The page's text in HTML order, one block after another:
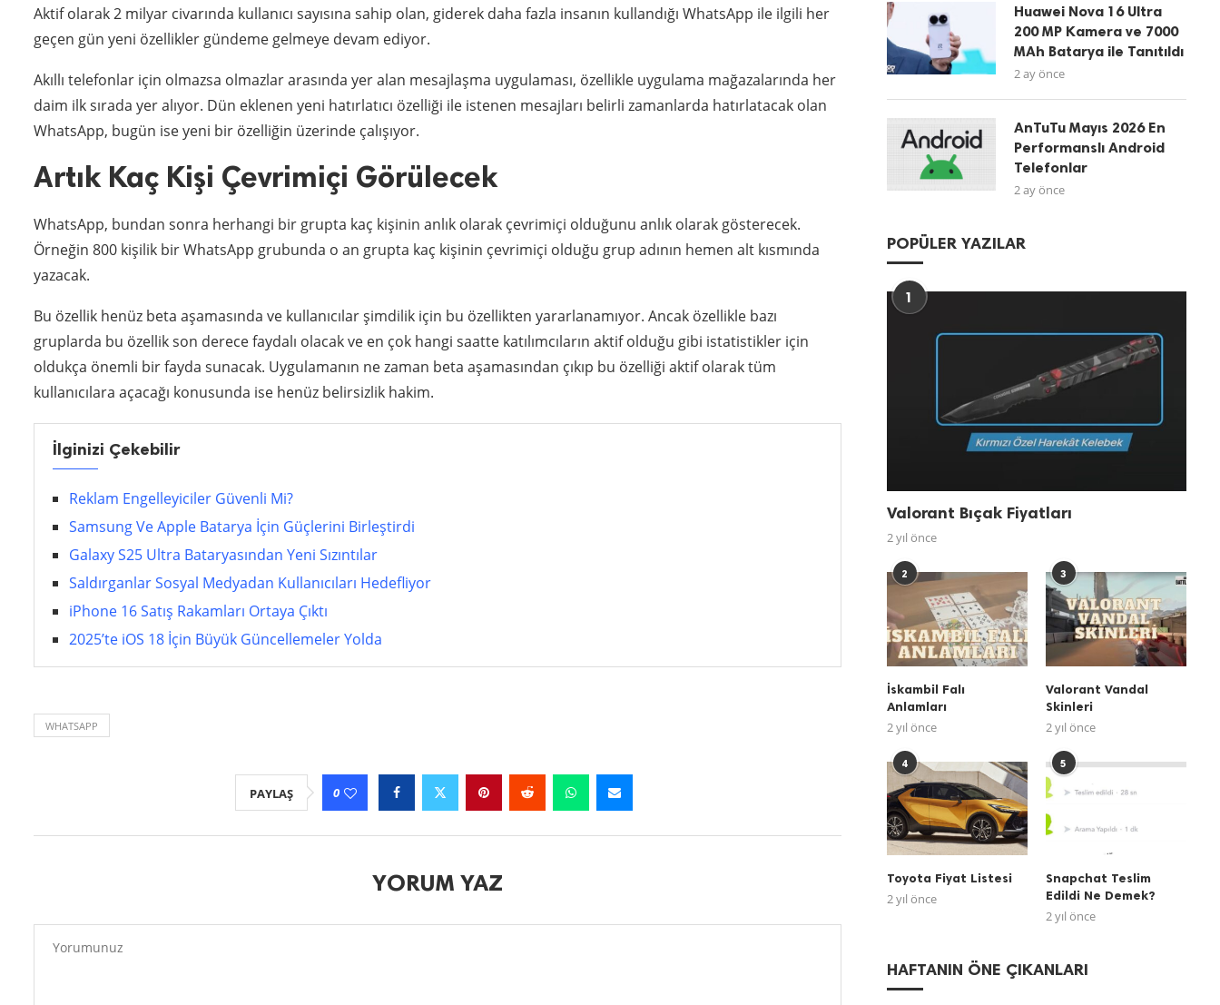
Aktif olarak 2 milyar civarında kullanıcı sayısına sahip olan, giderek daha fazla insanın kullandığı WhatsApp ile ilgili her
geçen gün yeni özellikler gündeme gelmeye devam ediyor.
Akıllı telefonlar için olmazsa olmazlar arasında yer alan mesajlaşma uygulaması, özellikle uygulama mağazalarında her
daim ilk sırada yer alıyor. Dün eklenen yeni hatırlatıcı özelliği ile istenen mesajları belirli zamanlarda hatırlatacak olan
WhatsApp, bugün ise yeni bir özelliğin üzerinde çalışıyor.
Artık Kaç Kişi Çevrimiçi Görülecek
WhatsApp, bundan sonra herhangi bir grupta kaç kişinin anlık olarak çevrimiçi olduğunu anlık olarak gösterecek.
Örneğin 800 kişilik bir WhatsApp grubunda o an grupta kaç kişinin çevrimiçi olduğu grup adının hemen alt kısmında
yazacak.
Bu özellik henüz beta aşamasında ve kullanıcılar şimdilik için bu özellikten yararlanamıyor. Ancak özellikle bazı
gruplarda bu özellik son derece faydalı olacak ve en çok hangi saatte katılımcıların aktif olduğu gibi istatistikler için
oldukça önemli bir fayda sunacak. Uygulamanın ne zaman beta aşamasından çıkıp bu özelliği aktif olarak tüm
kullanıcılara açacağı konusunda ise henüz belirsizlik hakim.
İlginizi Çekebilir
Reklam Engelleyiciler Güvenli Mi?
Samsung Ve Apple Batarya İçin Güçlerini Birleştirdi
Galaxy S25 Ultra Bataryasından Yeni Sızıntılar
Saldırganlar Sosyal Medyadan Kullanıcıları Hedefliyor
iPhone 16 Satış Rakamları Ortaya Çıktı
2025’te iOS 18 İçin Büyük Güncellemeler Yolda
WHATSAPP
PAYLAŞ 0
YORUM YAZ
Huawei Nova 16 Ultra
200 MP Kamera ve 7000
MAh Batarya ile Tanıtıldı
2 ay önce
AnTuTu Mayıs 2026 En
Performanslı Android
Telefonlar
2 ay önce
POPÜLER YAZILAR
1
Valorant Bıçak Fiyatları
2 yıl önce
2
İskambil Falı
Anlamları
2 yıl önce
3
Valorant Vandal
Skinleri
2 yıl önce
4
Toyota Fiyat Listesi
2 yıl önce
5
Snapchat Teslim
Edildi Ne Demek?
2 yıl önce
HAFTANIN ÖNE ÇIKANLARI